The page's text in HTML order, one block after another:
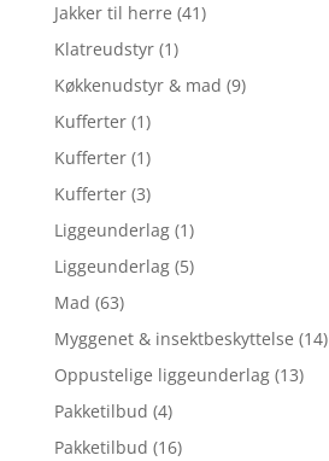
Jakker til herre (41)
Klatreudstyr (1)
Køkkenudstyr & mad (9)
Kufferter (1)
Kufferter (1)
Kufferter (3)
Liggeunderlag (1)
Liggeunderlag (5)
Mad (63)
Myggenet & insektbeskyttelse (14)
Oppustelige liggeunderlag (13)
Pakketilbud (4)
Pakketilbud (16)